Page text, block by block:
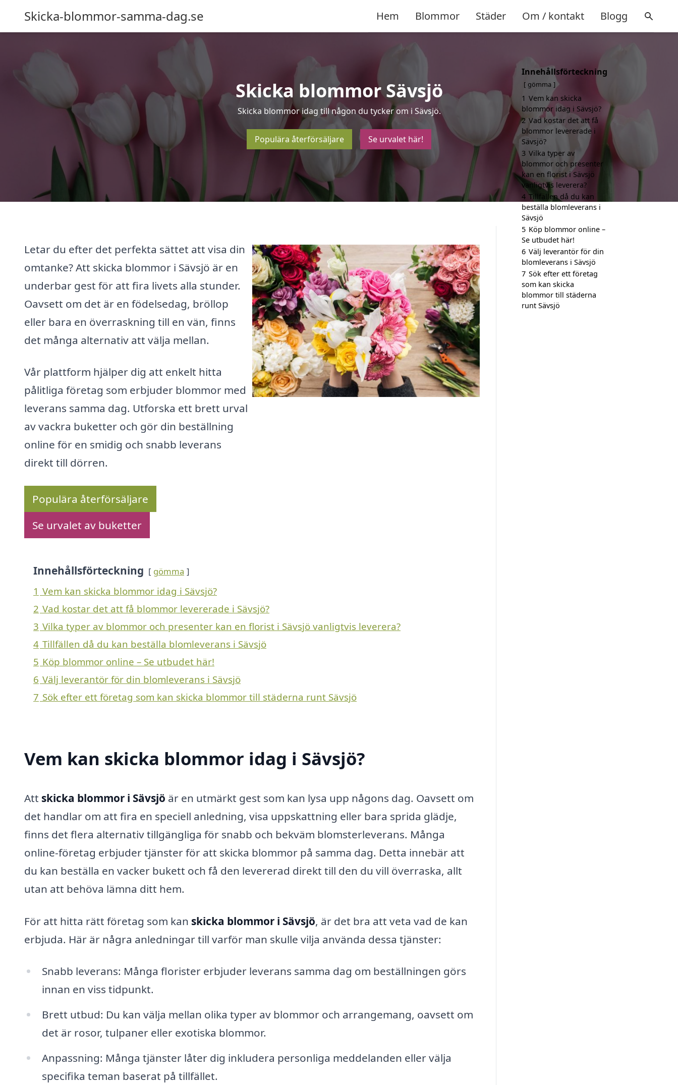
Skicka-blommor-samma-dag.se Hem Blommor Städer Om / kontakt Blogg
Skicka blommor Sävsjö
Skicka blommor idag till någon du tycker om i Sävsjö.
Populära återförsäljare Se urvalet här!
Letar du efter det perfekta sättet att visa din
omtanke? Att skicka blommor i Sävsjö är en
underbar gest för att fira livets alla stunder.
Oavsett om det är en födelsedag, bröllop
eller bara en överraskning till en vän, finns
det många alternativ att välja mellan.
Vår plattform hjälper dig att enkelt hitta
pålitliga företag som erbjuder blommor med
leverans samma dag. Utforska ett brett urval
av vackra buketter och gör din beställning
online för en smidig och snabb leverans
direkt till dörren.
Populära återförsäljare
Se urvalet av buketter
Innehållsförteckning gömma
1 Vem kan skicka blommor idag i Sävsjö?
2 Vad kostar det att få blommor levererade i Sävsjö?
3 Vilka typer av blommor och presenter kan en florist i Sävsjö vanligtvis leverera?
4 Tillfällen då du kan beställa blomleverans i Sävsjö
5 Köp blommor online – Se utbudet här!
6 Välj leverantör för din blomleverans i Sävsjö
7 Sök efter ett företag som kan skicka blommor till städerna runt Sävsjö
Vem kan skicka blommor idag i Sävsjö?
Att skicka blommor i Sävsjö är en utmärkt gest som kan lysa upp någons dag. Oavsett om
det handlar om att fira en speciell anledning, visa uppskattning eller bara sprida glädje,
finns det flera alternativ tillgängliga för snabb och bekväm blomsterleverans. Många
online-företag erbjuder tjänster för att skicka blommor på samma dag. Detta innebär att
du kan beställa en vacker bukett och få den levererad direkt till den du vill överraska, allt
utan att behöva lämna ditt hem.
För att hitta rätt företag som kan skicka blommor i Sävsjö, är det bra att veta vad de kan
erbjuda. Här är några anledningar till varför man skulle vilja använda dessa tjänster:
Snabb leverans: Många florister erbjuder leverans samma dag om beställningen görs
innan en viss tidpunkt.
Brett utbud: Du kan välja mellan olika typer av blommor och arrangemang, oavsett om
det är rosor, tulpaner eller exotiska blommor.
Anpassning: Många tjänster låter dig inkludera personliga meddelanden eller välja
specifika teman baserat på tillfället.
Innehållsförteckning
gömma
1 Vem kan skicka
blommor idag i Sävsjö?
2 Vad kostar det att få
blommor levererade i
Sävsjö?
3 Vilka typer av
blommor och presenter
kan en florist i Sävsjö
vanligtvis leverera?
4 Tillfällen då du kan
beställa blomleverans i
Sävsjö
5 Köp blommor online –
Se utbudet här!
6 Välj leverantör för din
blomleverans i Sävsjö
7 Sök efter ett företag
som kan skicka
blommor till städerna
runt Sävsjö